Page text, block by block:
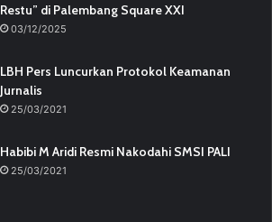
Restu” di Palembang Square XXI
03/12/2025
LBH Pers Luncurkan Protokol Keamanan
Jurnalis
25/03/2021
Habibi M Aridi Resmi Nakodahi SMSI PALI
25/03/2021